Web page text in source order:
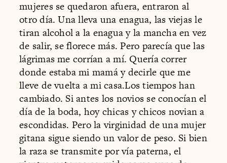
mujeres se quedaron afuera, entraron al
otro día. Una lleva una enagua, las viejas le
tiran alcohol a la enagua y la mancha en vez
de salir, se florece más. Pero parecía que las
lágrimas me corrían a mí. Quería correr
donde estaba mi mamá y decirle que me
lleve de vuelta a mi casa.Los tiempos han
cambiado. Si antes los novios se conocían el
día de la boda, hoy chicas y chicos novian a
escondidas. Pero la virginidad de una mujer
gitana sigue siendo un valor de peso. Si bien
la raza se transmite por vía paterna, el